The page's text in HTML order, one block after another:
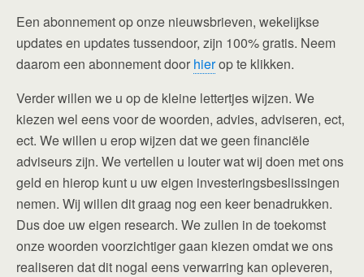
Een abonnement op onze nieuwsbrieven, wekelijkse
updates en updates tussendoor, zijn 100% gratis. Neem
daarom een abonnement door hierop te klikken.
Verder willen we u op de kleine lettertjes wijzen. We
kiezen wel eens voor de woorden, advies, adviseren, ect,
ect. We willen u erop wijzen dat we geen financiële
adviseurs zijn. We vertellen u louter wat wij doen met ons
geld en hierop kunt u uw eigen investeringsbeslissingen
nemen. Wij willen dit graag nog een keer benadrukken.
Dus doe uw eigen research. We zullen in de toekomst
onze woorden voorzichtiger gaan kiezen omdat we ons
realiseren dat dit nogal eens verwarring kan opleveren,